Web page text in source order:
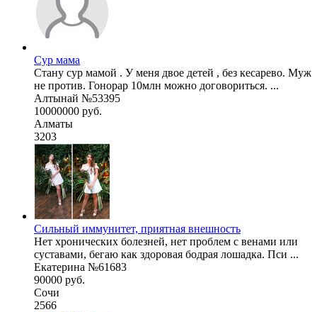
Сур мама
Стану сур мамой . У меня двое детей , без кесарево. Муж
не против. Гонорар 10млн можно договориться. ...
Алтынай №53395
10000000 руб.
Алматы
3203
Сильный иммунитет, приятная внешность
Нет хронических болезней, нет проблем с венами или
суставами, бегаю как здоровая бодрая лошадка. Пси ...
Екатерина №61683
90000 руб.
Сочи
2566